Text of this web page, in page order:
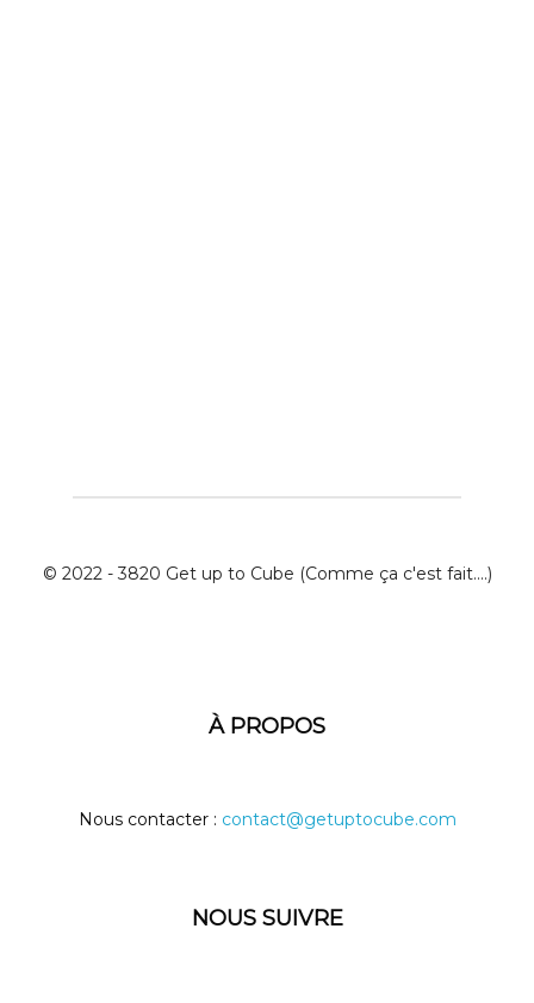
© 2022 - 3820 Get up to Cube (Comme ça c'est fait....)
À PROPOS
Nous contacter : contact@getuptocube.com
NOUS SUIVRE